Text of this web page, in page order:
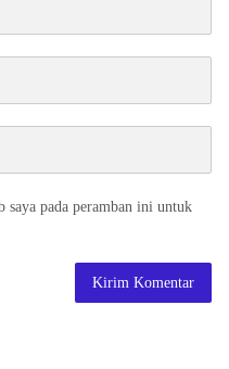
saya pada peramban ini untuk